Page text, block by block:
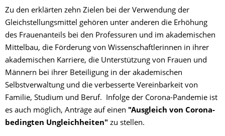
Zu den erklärten zehn Zielen bei der Verwendung der
Gleichstellungsmittel gehören unter anderen die Erhöhung
des Frauenanteils bei den Professuren und im akademischen
Mittelbau, die Förderung von Wissenschaftlerinnen in ihrer
akademischen Karriere, die Unterstützung von Frauen und
Männern bei ihrer Beteiligung in der akademischen
Selbstverwaltung und die verbesserte Vereinbarkeit von
Familie, Studium und Beruf. Infolge der Corona-Pandemie ist
es auch möglich, Anträge auf einen "Ausgleich von Corona-
bedingten Ungleichheiten" zu stellen.